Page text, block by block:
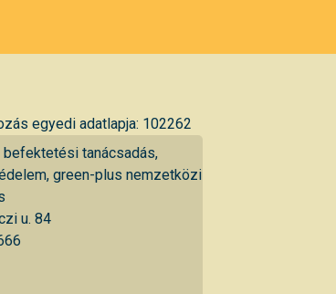
egyedi adatlapja: 102262
tanácsadás,
green-plus nemzetközi
u. 84